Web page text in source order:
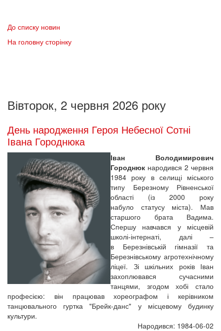
До списку новин
На головну сторінку
Вівторок, 2 червня 2026 року
День народження Героя Небесної Сотні
Івана Городнюка
Іван Володимирович
Городнюк народився 2 червня
1984 року в селищі міського
типу Березному Рівненської
області (із 2000 року
набуло статусу міста). Мав
старшого брата Вадима.
Спершу навчався у місцевій
школі-інтернаті, далі –
в Березнівській гімназії та
Березнівському агротехнічному
ліцеї. Зі шкільних років Іван
захоплювався сучасними
танцями, згодом хобі стало
професією: він працював хореографом і керівником
танцювального гуртка "Брейк-данс" у місцевому будинку
культури.
Народився: 1984-06-02